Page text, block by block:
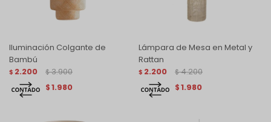
Iluminación Colgante de
Bambú
$ 2.200 $ 3.900
$1.980
Lámpara de Mesa en Metal y
Rattan
$ 2.200 $ 4.200
$1.980